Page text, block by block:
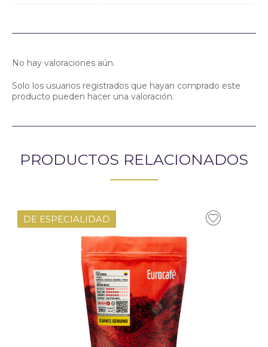
No hay valoraciones aún.
Solo los usuarios registrados que hayan comprado este
producto pueden hacer una valoración.
PRODUCTOS RELACIONADOS
DE ESPECIALIDAD